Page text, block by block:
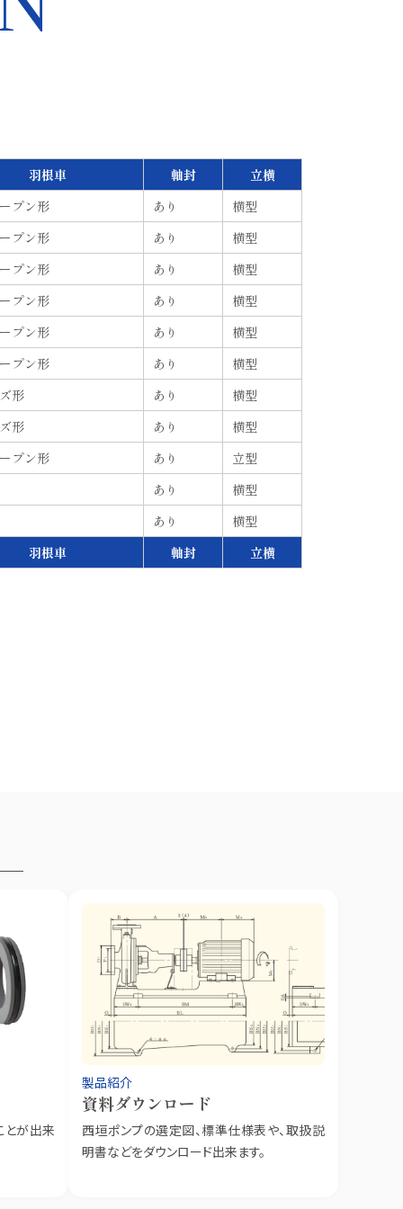
羽根車 軸封
立横
プン形 あり 横型
プン形 あり 横型
プン形 あり 横型
プン形 あり 横型
プン形 あり 横型
プン形 あり 横型
形 あり 横型
形 あり 横型
プン形 あり 立型
あり
横型
あり
横型
羽根車
軸封 立横
とが出来
製品紹介
資料ダウンロード
西垣ポンプの選定図、標準仕様表や、取扱説
明書などをダウンロード出来ます。